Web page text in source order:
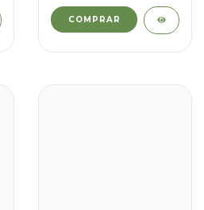
COMPRAR